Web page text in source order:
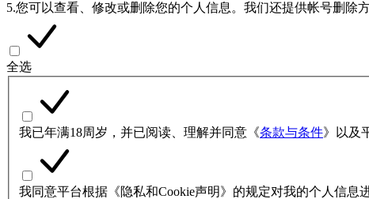
5.您可以查看、修改或删除您的个人信息。我们还提供帐号删除方
全选
我已年满18周岁，并已阅读、理解并同意《条款与条件》以及
我同意平台根据《隐私和Cookie声明》的规定对我的个人信息